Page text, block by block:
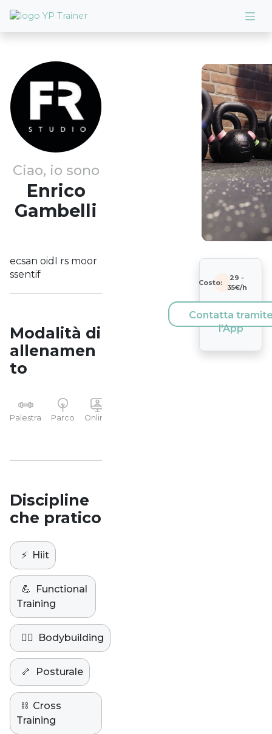
Ciao, io sono
Enrico
Gambelli
ecsan oidI rs moor
ssentif
Modalità di
allenamen
to
Palestra Parco Online
Discipline
che pratico
⚡️ Hiit
💪
Functional
Training
🏋️‍♀️ Bodybuilding
🦴 Posturale
⛓️ Cross
Training
Costo:
29 -
35€/h
Contatta
l'App